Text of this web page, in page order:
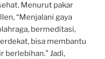
Menurut pakar
“Menjalani gaya
bermeditasi,
bisa membantu
berlebihan.” Jadi,